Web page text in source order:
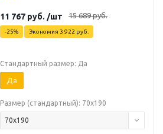
11 767 руб. /шт 15 689руб.
-25% Экономия 3 922 руб.
Стандартный размер: Да
Да
Размер (стандартный): 70х190
70х190